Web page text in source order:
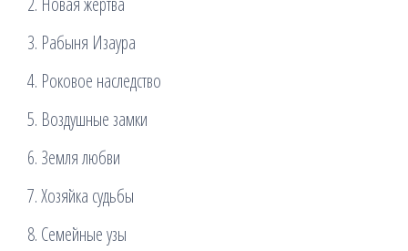
3. Рабыня Изаура
4. Роковое наследство
5. Воздушные замки
6. Земля любви
7. Хозяйка судьбы
8. Семейные узы